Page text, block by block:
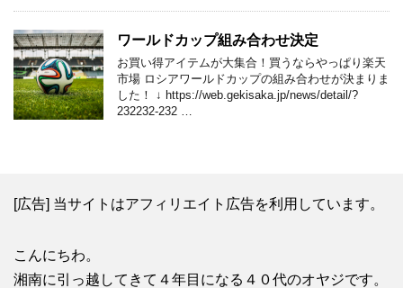
ワールドカップ組み合わせ決定
お買い得アイテムが大集合！買うならやっぱり楽天
市場 ロシアワールドカップの組み合わせが決まりま
した！ ↓ https://web.gekisaka.jp/news/detail/?
232232-232 …
[広告] 当サイトはアフィリエイト広告を利用しています。
こんにちわ。
湘南に引っ越してきて４年目になる４０代のオヤジです。